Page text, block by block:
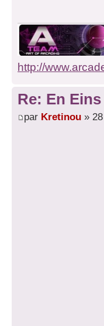
http://
Re: En
par Kretinou »